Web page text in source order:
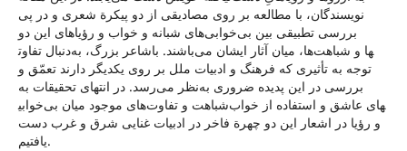
نویسندگان، با مطالعه بر روی مصادیقی از دو پیکرة شعری و در پی
بررسی تطبیقی بین بی‌خوابی‌های شبانه و خواب و رؤیاهای این دو
شاعر بزرگ، به‌دنبال تفاوت‎ها و شباهت‌ها، میان آثار ایشان می‌باشند. با
توجه به تأثیری که فرهنگ و ادبیات ملل بر روی یکدیگر دارند تعمّق و
بررسی در این پدیده ضروری به‌نظر می‌رسد. در انتهای تحقیقات به
شباهت و تفاوت‌های موجود میان بی‌خوابی‎های عاشق و استفاده از خواب
و رؤیا در اشعار این دو چهرة فاخر در ادبیات غنایی شرق و غرب دست
یافتیم.